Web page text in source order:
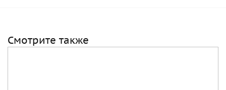
Смотрите также